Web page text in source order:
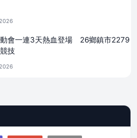
會一連3天熱血登場 26鄉鎮市2279
技